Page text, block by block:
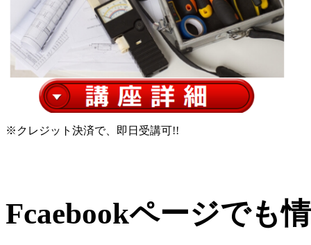
※クレジット決済で、即日受講可!!
Fcaebookページでも